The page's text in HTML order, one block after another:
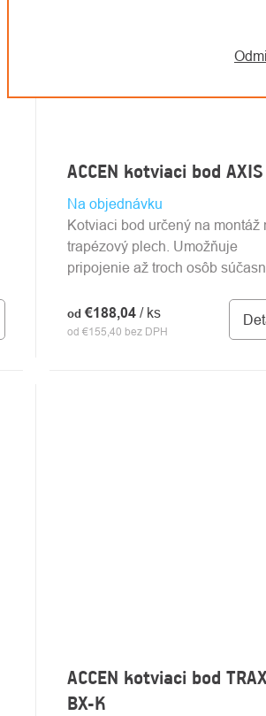
ACCEN kotviaci bod AXIS
Na objednávku
od €155,40 bez DPH
od €188,04 / ks
Kotviaci bod určený na montáž
trapézový plech. Umožňuje
pripojenie až troch osôb
ACCEN kotviaci bod
BX-K